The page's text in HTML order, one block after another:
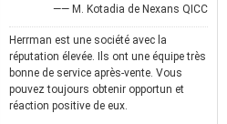
—— M. Kotadia de Nexans QICC
Herrman est une société avec la
réputation élevée. Ils ont une équipe très
bonne de service après-vente. Vous
pouvez toujours obtenir opportun et
réaction positive de eux.